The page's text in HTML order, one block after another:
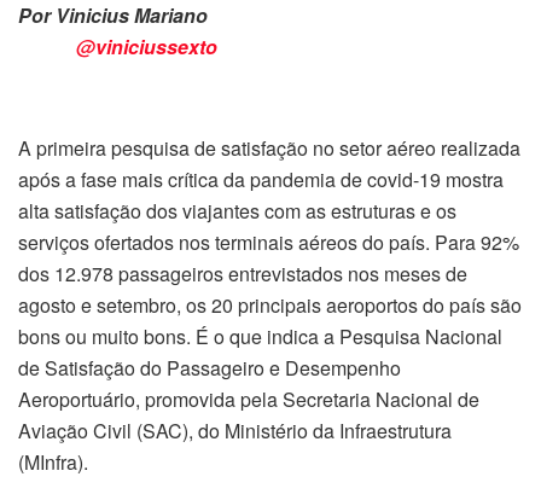
Por Vinicius Mariano
@viniciussexto
A primeira pesquisa de satisfação no setor aéreo realizada
após a fase mais crítica da pandemia de covid-19 mostra
alta satisfação dos viajantes com as estruturas e os
serviços ofertados nos terminais aéreos do país. Para 92%
dos 12.978 passageiros entrevistados nos meses de
agosto e setembro, os 20 principais aeroportos do país são
bons ou muito bons. É o que indica a Pesquisa Nacional
de Satisfação do Passageiro e Desempenho
Aeroportuário, promovida pela Secretaria Nacional de
Aviação Civil (SAC), do Ministério da Infraestrutura
(MInfra).